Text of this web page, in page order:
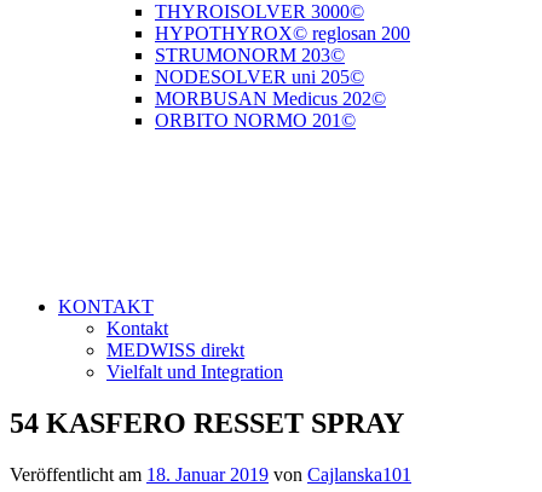
THYROISOLVER 3000©
HYPOTHYROX© reglosan 200
STRUMONORM 203©
NODESOLVER uni 205©
MORBUSAN Medicus 202©
ORBITO NORMO 201©
KONTAKT
Kontakt
MEDWISS direkt
Vielfalt und Integration
54 KASFERO RESSET SPRAY
Veröffentlicht am 18. Januar 2019 von Cajlanska101